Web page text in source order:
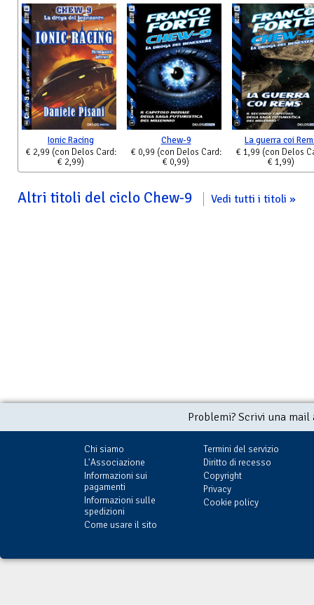
Ionic Racing
€ 2,99 (con Delos Card:
€ 2,99)
Chew-9
€ 0,99 (con Delos Card:
€ 0,99)
La guerra coi
€ 1,99 (con Delos
€ 1,99)
Sono atomi di stelle
(con Delos Card:
€ 1,99
(con Delos Card:
Altri titoli del ciclo Chew-9 Vedi tutti i titoli
Problemi? Scrivi una
Chi siamo
L'Associazione
Informazioni sui
pagamenti
Informazioni sulle
spedizioni
Come usare il sito
Termini del servizio
Diritto di recesso
Copyright
Privacy
Cookie policy